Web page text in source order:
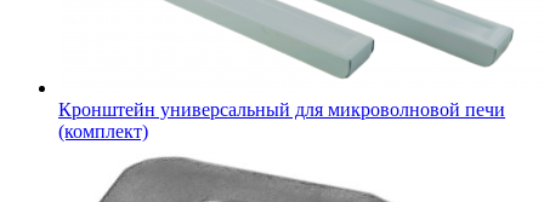
Кронштейн универсальный для микроволновой печи
(комплект)